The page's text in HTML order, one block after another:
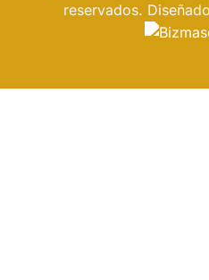
reservados.